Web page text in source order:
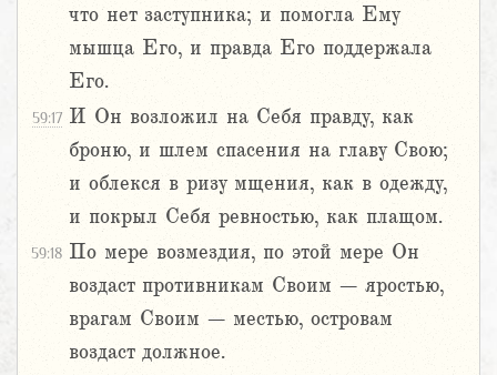
что нет заступника; и помогла Ему
мышца Его, и правда Его поддержала
Его.
59:17 И Он возложил на Себя правду, как
броню, и шлем спасения на главу Свою;
и облекся в ризу мщения, как в одежду,
и покрыл Себя ревностью, как плащом.
59:18 По мере возмездия, по этой мере Он
воздаст противникам Своим – яростью,
врагам Своим – местью, островам
воздаст должное.